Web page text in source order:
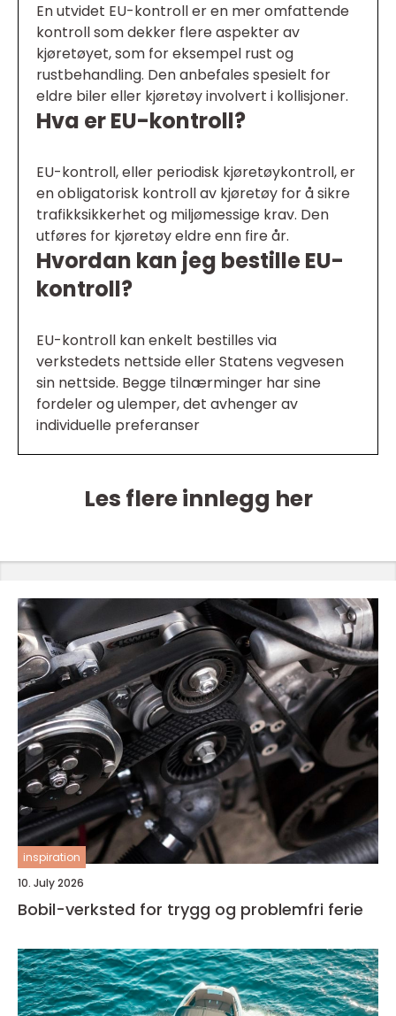
En utvidet EU-kontroll er en mer omfattende
kontroll som dekker flere aspekter av
kjøretøyet, som for eksempel rust og
rustbehandling. Den anbefales spesielt for
eldre biler eller kjøretøy involvert i kollisjoner.
Hva er EU-kontroll?
EU-kontroll, eller periodisk kjøretøykontroll, er
en obligatorisk kontroll av kjøretøy for å sikre
trafikksikkerhet og miljømessige krav. Den
utføres for kjøretøy eldre enn fire år.
Hvordan kan jeg bestille EU-
kontroll?
EU-kontroll kan enkelt bestilles via
verkstedets nettside eller Statens vegvesen
sin nettside. Begge tilnærminger har sine
fordeler og ulemper, det avhenger av
individuelle preferanser
Les flere innlegg her
inspiration
10. July 2026
Bobil-verksted for trygg og problemfri ferie